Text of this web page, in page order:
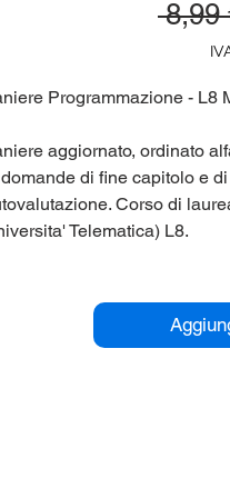
8,99
Programmazione - L8
aggiornato, ordinato
di fine capitolo e
Corso di
Telematica) L8.
oppure su Telegram
anche tu a migliorare